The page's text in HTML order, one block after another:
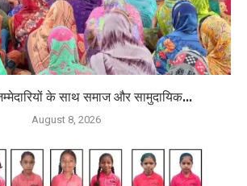
के साथ समाज और सामुदायिक...
August 8, 2026